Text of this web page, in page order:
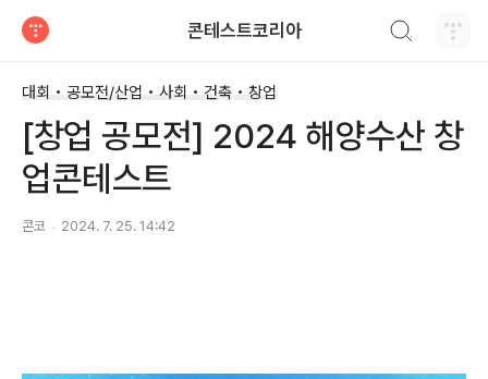
콘테스트코리아
대회 • 공모전/산업 • 사회 • 건축 • 창업
[창업 공모전] 2024 해양수산 창
업콘테스트
콘코 2024. 7. 25. 14:42